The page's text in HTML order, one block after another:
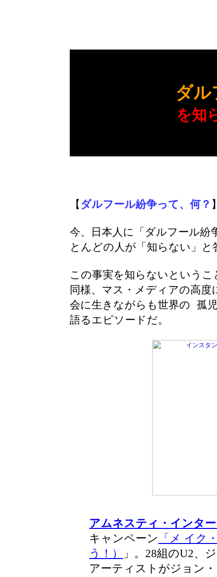
ダル
を知
【ダルフール紛争って、何？
今、日本人に「ダルフール
とんどの人が「知らない」と
この事実を知らないという
同様、マス・メディアの高
会に生きながらも世界の 孤
語るエピソードだ。
アムネスティ・インタ
キャンペーン
「メ イク
う！）
」。28組のU2、
アーティストがジョン